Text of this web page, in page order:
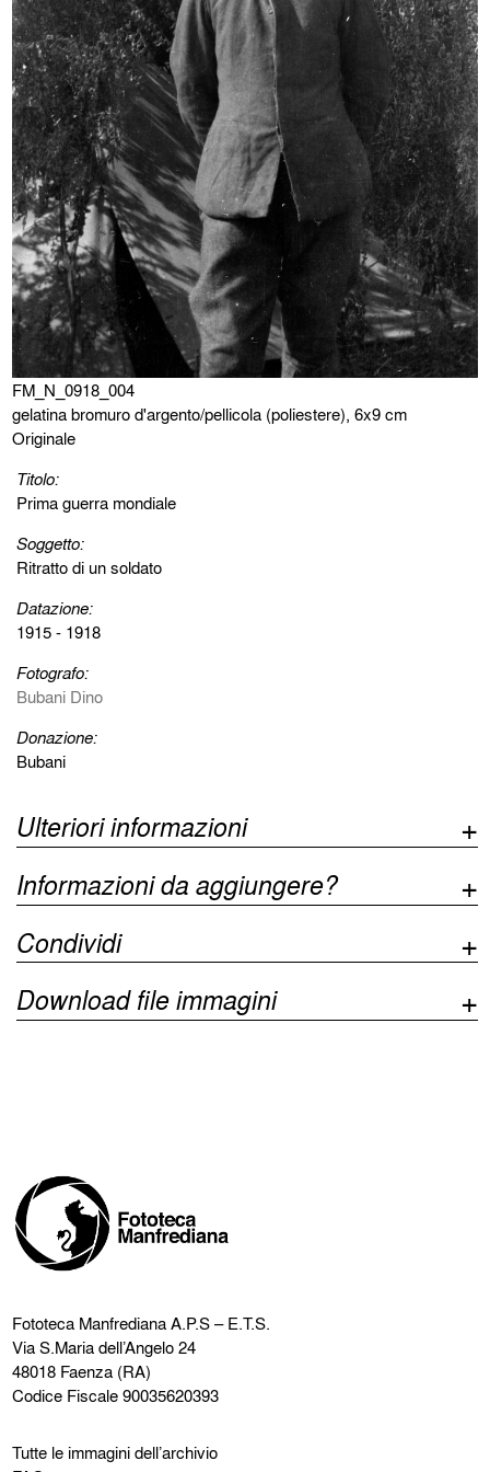
FM_N_0918_004
gelatina bromuro d'argento/pellicola (poliestere), 6x9 cm
Originale
Titolo:
Prima guerra mondiale
Soggetto:
Ritratto di un soldato
Datazione:
1915 - 1918
Fotografo:
Bubani Dino
Donazione:
Bubani
Ulteriori informazioni
Informazioni da aggiungere?
Condividi
Download file immagini
Fototeca ManfredianaA.P.S – E.T.S.
Via S.Maria dell’Angelo 24
48018 Faenza (RA)
Codice Fiscale 90035620393
Tutte le immagini dell’archivio